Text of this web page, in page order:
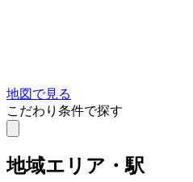
地図で見る
こだわり条件で探す
地域エリア・駅